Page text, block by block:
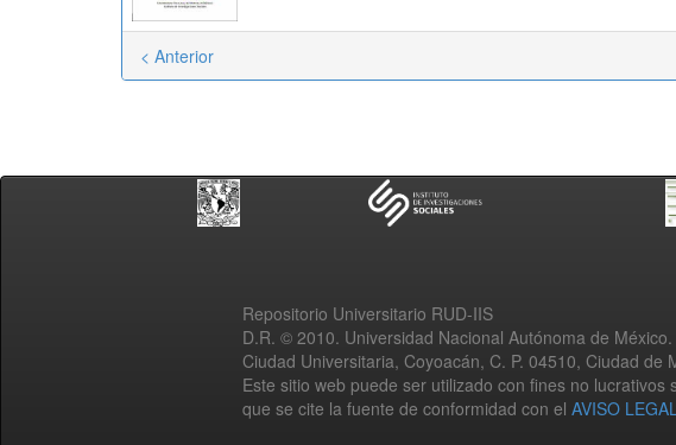
< Anterior
Repositorio Universitario RUD-IIS
D.R. © 2010. Universidad Nacional Autónoma de México.
Ciudad Universitaria, Coyoacán, C. P. 04510, Ciudad de
Este sitio web puede ser utilizado con fines no lucrativos
que se cite la fuente de conformidad con el AVISO